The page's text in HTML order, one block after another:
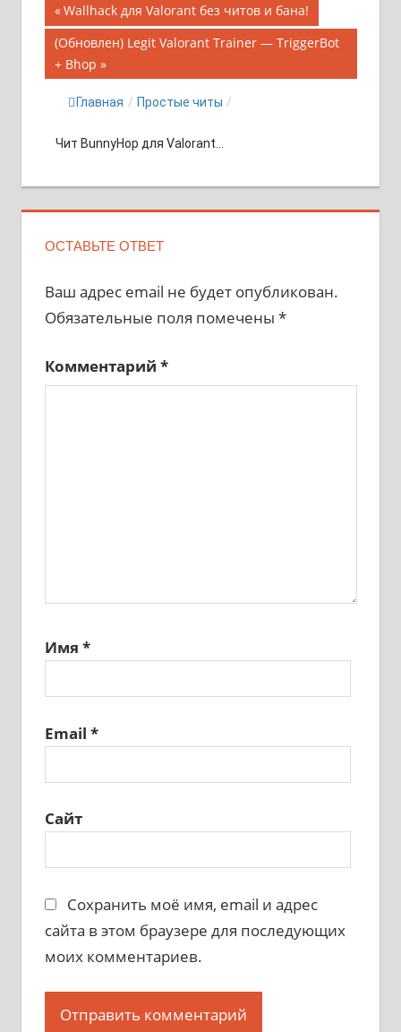
Навигация
по
записям
Предыдущая
запись;
Wallhack для Valorant без читов и бана!
Следующая
запись:
(Обновлен) Legit Valorant Trainer — TriggerBot
+ Bhop
Главная / Простые читы /
Чит BunnyHop для Valorant...
ОСТАВЬТЕ ОТВЕТ
Ваш адрес email не будет опубликован.
Обязательные поля помечены *
Комментарий *
Имя *
Email *
Сайт
Сохранить моё имя, email и адрес
сайта в этом браузере для последующих
моих комментариев.